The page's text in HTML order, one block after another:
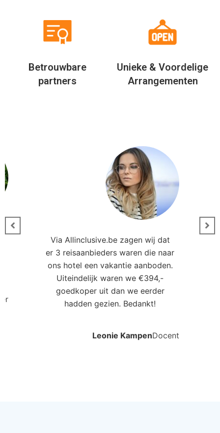
Betrouwbare
partners
Unieke & Voordelige
Arrangementen
Via Allinclusive.be zagen wij dat
er 3 reisaanbieders waren die naar
ons hotel een vakantie aanboden.
Uiteindelijk waren we €394,-
goedkoper uit dan we eerder
hadden gezien. Bedankt!
Leonie KampenDocent